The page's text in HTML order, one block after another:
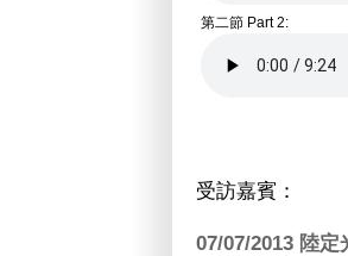
第二節 Part 2:
受訪嘉賓：
07/07/2013 陸